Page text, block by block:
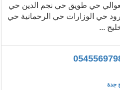
حي طويق حي نجم الدين حي
حي الوزارات حي الرحمانية حي
...
جدة